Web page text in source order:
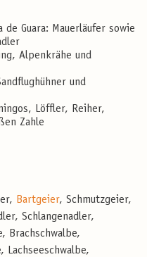
Guara: Mauerläufer sowie
Alpenkrähe und
und
Löffler, Reiher,
Zahle
Bartgeier, Schmutzgeier,
Schlangenadler,
Brachschwalbe,
Lachseeschwalbe,